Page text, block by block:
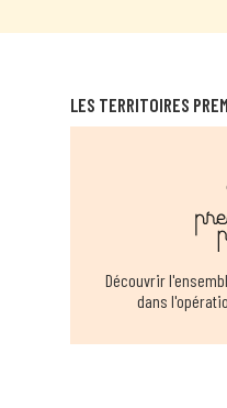
Bagnac-sur-Célé
BIARS
LES TERRITOIRES
Découvrir
dans